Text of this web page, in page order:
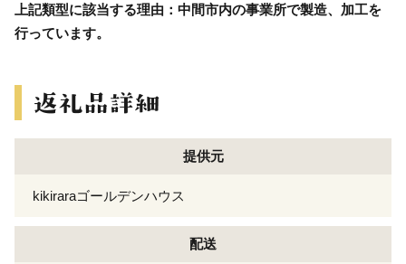
上記類型に該当する理由：中間市内の事業所で製造、加工を
行っています。
提供元
kikiraraゴールデンハウス
配送